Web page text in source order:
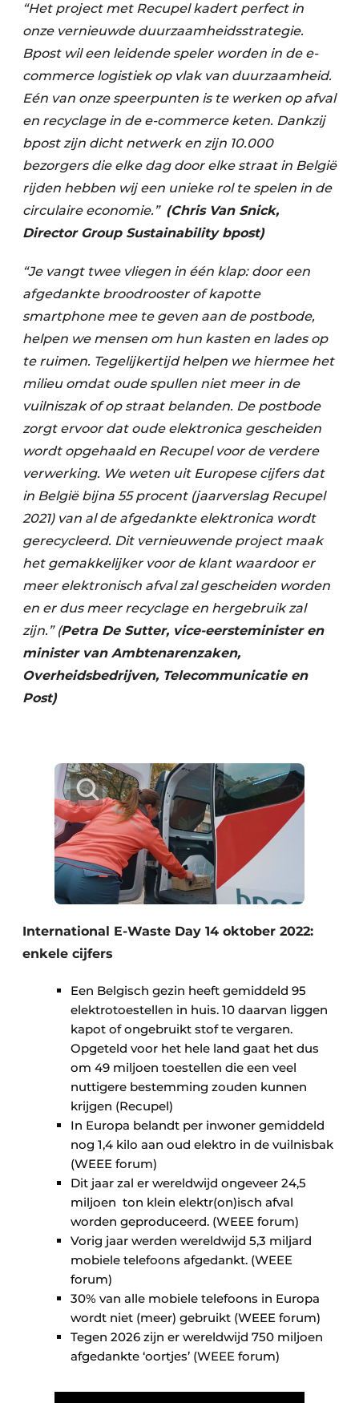
“Het project met Recupel kadert perfect in
onze vernieuwde duurzaamheidsstrategie.
Bpost wil een leidende speler worden in de e-
commerce logistiek op vlak van duurzaamheid.
Eén van onze speerpunten is te werken op afval
en recyclage in de e-commerce keten. Dankzij
bpost zijn dicht netwerk en zijn 10.000
bezorgers die elke dag door elke straat in België
rijden hebben wij een unieke rol te spelen in de
circulaire economie.” ​ (Chris Van Snick,
Director Group Sustainability bpost)
“Je vangt twee vliegen in één klap: door een
afgedankte broodrooster of kapotte
smartphone mee te geven aan de postbode,
helpen we mensen om hun kasten en lades op
te ruimen. Tegelijkertijd helpen we hiermee het
milieu omdat oude spullen niet meer in de
vuilniszak of op straat belanden. De postbode
zorgt ervoor dat oude elektronica gescheiden
wordt opgehaald en Recupel voor de verdere
verwerking. We weten uit Europese cijfers dat
in België bijna 55 procent (jaarverslag Recupel
2021) van al de afgedankte elektronica wordt
gerecycleerd. Dit vernieuwende project maak
het gemakkelijker voor de klant waardoor er
meer elektronisch afval zal gescheiden worden
en er dus meer recyclage en hergebruik zal
zijn.” (Petra De Sutter, vice-eersteminister en
minister van Ambtenarenzaken,
Overheidsbedrijven, Telecommunicatie en
Post)
International E-Waste Day 14 oktober 2022:
enkele cijfers
Een Belgisch gezin heeft gemiddeld 95
elektrotoestellen in huis. 10 daarvan liggen
kapot of ongebruikt stof te vergaren.
Opgeteld voor het hele land gaat het dus
om 49 miljoen toestellen die een veel
nuttigere bestemming zouden kunnen
krijgen (Recupel)
In Europa belandt per inwoner gemiddeld
nog 1,4 kilo aan oud elektro in de vuilnisbak
(WEEE forum)
Dit jaar zal er wereldwijd ongeveer 24,5
miljoen ​ ton klein elektr(on)isch afval
worden geproduceerd. (WEEE forum)
Vorig jaar werden wereldwijd 5,3 miljard
mobiele telefoons afgedankt. (WEEE
forum)
30% van alle mobiele telefoons in Europa
wordt niet (meer) gebruikt (WEEE forum)
Tegen 2026 zijn er wereldwijd 750 miljoen
afgedankte ‘oortjes’ (WEEE forum)